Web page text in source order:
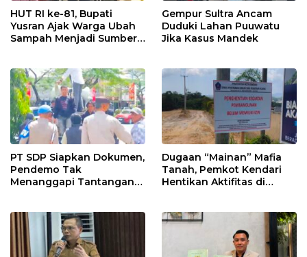
HUT RI ke-81, Bupati
Yusran Ajak Warga Ubah
Sampah Menjadi Sumber
Gempur Sultra Ancam
Duduki Lahan Puuwatu
Jika Kasus Mandek
PT SDP Siapkan Dokumen,
Pendemo Tak
Menanggapi Tantangan
Dugaan “Mainan” Mafia
Tanah, Pemkot Kendari
Hentikan Aktifitas di